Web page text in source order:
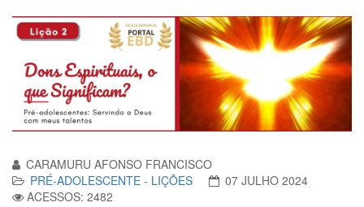
CARAMURU AFONSO FRANCISCO
PRÉ-ADOLESCENTE - LIÇÕES
07 JULHO 2024
ACESSOS: 2482